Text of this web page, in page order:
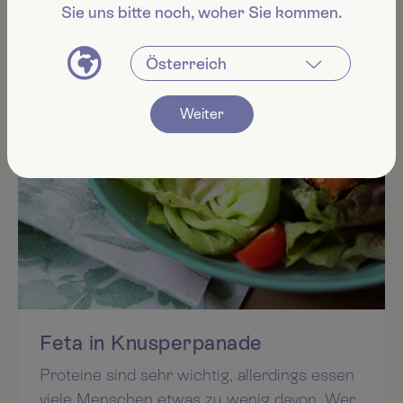
Feta in Knusperpanade
Proteine sind sehr wichtig, allerdings essen
viele Menschen etwas zu wenig davon. Wer
Sie uns bitte noch, woher Sie kommen.
Weiter